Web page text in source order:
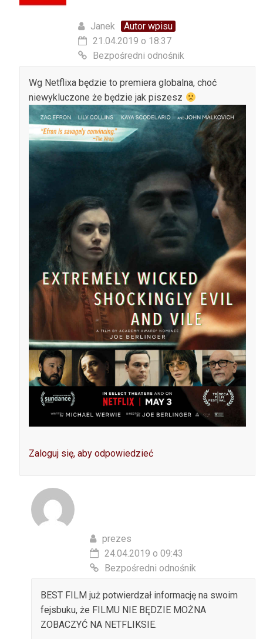
Janek
Autor wpisu
21.04.2019 o 18:37
Bezpośredni odnośnik
Wg Netflixa będzie to premiera globalna, choć
niewykluczone że będzie jak piszesz
Zaloguj się, aby odpowiedzieć
prezes
24.04.2019 o 09:43
Bezpośredni odnośnik
BEST FILM już potwierdzał informację na swoim
fejsbuku, że FILMU NIE BĘDZIE MOŻNA
ZOBACZYĆ NA NETFLIKSIE.